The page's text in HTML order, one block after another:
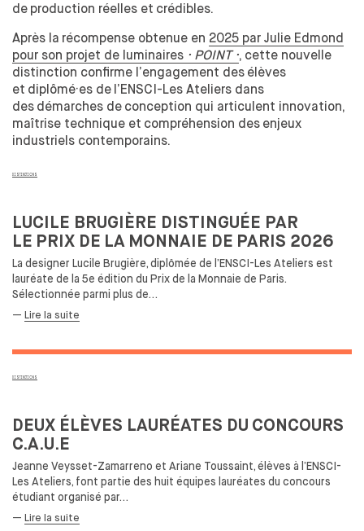
de production réelles et crédibles.
Après la récompense obtenue en 2025 par Julie Edmond
pour son projet de luminaires · POINT ·, cette nouvelle
distinction confirme l’engagement des élèves
et diplômé·es de l’ENSCI-Les Ateliers dans
des démarches de conception qui articulent innovation,
maîtrise technique et compréhension des enjeux
industriels contemporains.
DISTINCTIONS
LUCILE BRUGIÈRE DISTINGUÉE PAR
LE PRIX DE LA MONNAIE DE PARIS 2026
La designer Lucile Brugière, diplômée de l’ENSCI-Les Ateliers est
lauréate de la 5e édition du Prix de la Monnaie de Paris.
Sélectionnée parmi plus de…
— Lire la suite
DISTINCTIONS
DEUX ÉLÈVES LAURÉATES DU CONCOURS
C.A.U.E
Jeanne Veysset-Zamarreno et Ariane Toussaint, élèves à l’ENSCI-
Les Ateliers, font partie des huit équipes lauréates du concours
étudiant organisé par…
— Lire la suite